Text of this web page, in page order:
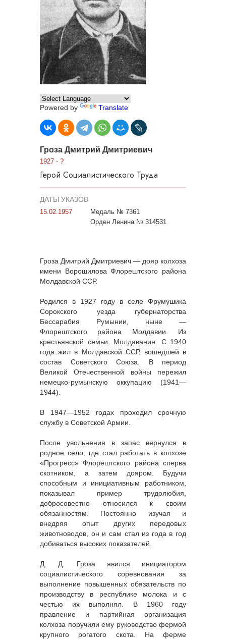
Powered by Translate
Гроза Дмитрий Дмитриевич
1927 - ?
Герой Социалистического Труда
ДАТЫ УКАЗОВ
15.02.1957
Медаль № 7361
Орден Ленина № 314531
Гроза Дмитрий Дмитриевич — дояр колхоза
имени Ворошилова Флорештского района
Молдавской ССР.
Родился в 1927 году в селе Фрумушика
Сорокского уезда губернаторства
Бессарабия Румынии, ныне —
Флорештского района Молдавии. Из
крестьянской семьи. Молдаванин. С 1940
года жил в Молдавской ССР, вошедшей в
состав Советского Союза. В период
Великой Отечественной войны пережил
немецко-румынскую оккупацию (1941—
1944).
В 1947—1952 годах проходил срочную
службу в Советской Армии.
После увольнения в запас вернулся в
родное село, где стал работать в колхозе
«Прогресс» Флорештского района сперва
скотником, а затем дояром. Будучи
способным и инициативным работником,
показывал пример трудолюбия,
добросовестно относился к своим
обязанностям. Постоянно изучая и
внедряя опыт других передовых
животноводов, он и сам стал из года в год
добиваться высоких показателей.
Д. Д. Гроза явился инициатором
социалистического соревнования за
выполнение повышенных обязательств по
производству в республике молока и с
честью их выполнял. В 1960 году
правление и партийная организация
колхоза поручили ему руководство фермой
крупного рогатого скота. На ферме